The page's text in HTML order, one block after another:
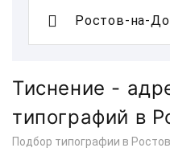
Тиснение -
типографий в
Подбор типографии в